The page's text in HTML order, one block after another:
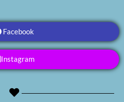
Facebook
Instagram